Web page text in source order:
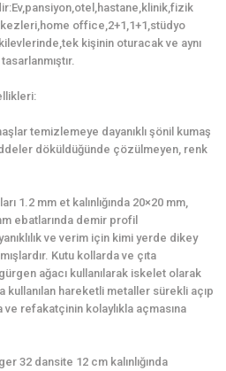
office,2+1,1+1,stüdyo
kişinin oturacak ve aynı
temizlemeye dayanıklı şönil kumaş
döküldüğünde çözülmeyen, renk
1.2 mm et kalınlığında 20×20 mm,
ebatlarında demir profil
ve verim için kimi yerde dikey
Kutu kollarda ve çıta
ağacı kullanılarak iskelet olarak
kullanılan hareketli metaller sürekli açıp
ve refakatçinin kolaylıkla açmasına
32 dansite 12 cm kalınlığında